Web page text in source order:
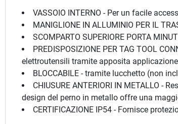
VASSOIO INTERNO - Per un facile
MANIGLIONE IN ALLUMINIO PER IL
SCOMPARTO SUPERIORE PORTA
PREDISPOSIZIONE PER TAG TOOL
elettroutensili tramite apposita applicazione
BLOCCABILE - tramite lucchetto (non
CHIUSURE ANTERIORI IN METALLO -
design del perno in metallo offre una
CERTIFICAZIONE IP54 - Fornisce